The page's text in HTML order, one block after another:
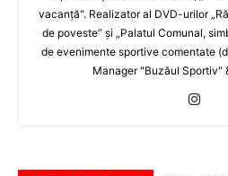
vacanţă". Realizator al DVD-urilor
de poveste” şi „Palatul Comunal,
de evenimente sportive comentate
Manager "Buzăul Sportiv"